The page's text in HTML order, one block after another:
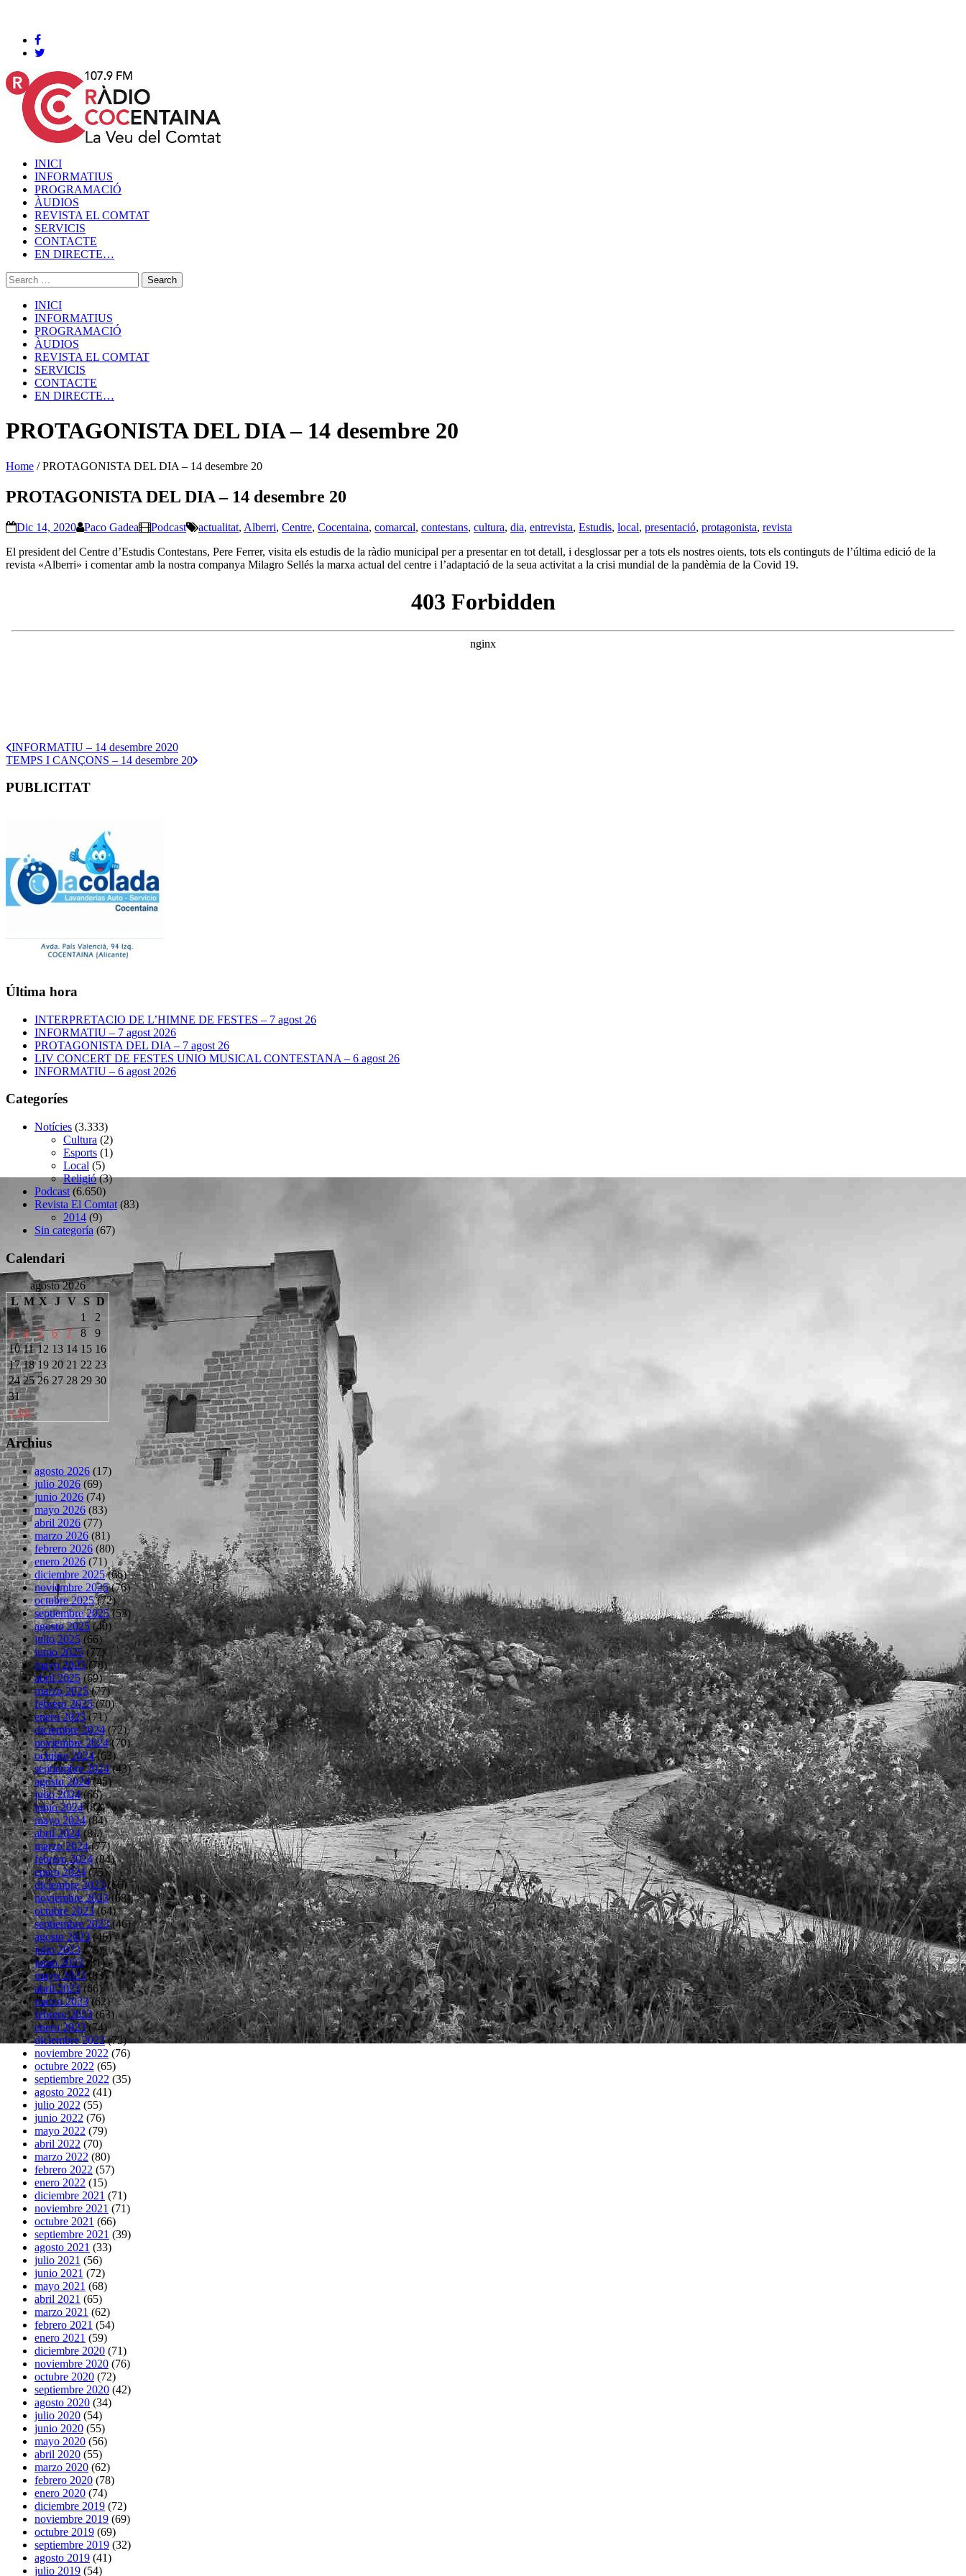
INICI
INFORMATIUS
PROGRAMACIÓ
ÀUDIOS
REVISTA EL COMTAT
SERVICIS
CONTACTE
EN DIRECTE…
INICI
INFORMATIUS
PROGRAMACIÓ
ÀUDIOS
REVISTA EL COMTAT
SERVICIS
CONTACTE
EN DIRECTE…
PROTAGONISTA DEL DIA – 14 desembre 20
Home /PROTAGONISTA DEL DIA – 14 desembre 20
PROTAGONISTA DEL DIA – 14 desembre 20
Dic 14, 2020 Paco Gadea Podcast actualitat, Alberri, Centre, Cocentaina, comarcal, contestans, cultura, dia, entrevista, Estudis, local, presentació, protagonista, revista
El president del Centre d’Estudis Contestans, Pere Ferrer, visita els estudis de la ràdio municipal per a presentar en tot detall, i desglossar per a tots els nostres oients, tots els continguts de l’última edició de la
revista «Alberri» i comentar amb la nostra companya Milagro Sellés la marxa actual del centre i l’adaptació de la seua activitat a la crisi mundial de la pandèmia de la Covid 19.
INFORMATIU – 14 desembre 2020
TEMPS I CANÇONS – 14 desembre 20
PUBLICITAT
Última hora
INTERPRETACIO DE L’HIMNE DE FESTES – 7 agost 26
INFORMATIU – 7 agost 2026
PROTAGONISTA DEL DIA – 7 agost 26
LIV CONCERT DE FESTES UNIO MUSICAL CONTESTANA – 6 agost 26
INFORMATIU – 6 agost 2026
Categoríes
Notícies (3.333)
Cultura (2)
Esports (1)
Local (5)
Religió(3)
Podcast (6.650)
Revista El Comtat (83)
2014 (9)
Sin categoría (67)
Calendari
agosto 2026
L M X J V S D
« Jul
1
2
3
4 5 6 7 8
9
10 11 12 13 14 15 16
17 18 19 20 21 22 23
24 25 26 27 28 29 30
31
Archius
agosto 2026 (17)
julio 2026 (69)
junio 2026 (74)
mayo 2026 (83)
abril 2026 (77)
marzo 2026 (81)
febrero 2026 (80)
enero 2026 (71)
diciembre 2025(66)
noviembre 2025(76)
octubre 2025(72)
septiembre 2025(53)
agosto 2025(40)
julio 2025 (66)
junio 2025(77)
mayo 2025(78)
abril 2025(69)
marzo 2025(77)
febrero 2025(70)
enero 2025(71)
diciembre 2024(72)
noviembre 2024(70)
octubre 2024(63)
septiembre 2024(43)
agosto 2024(45)
julio 2024(66)
junio 2024(82)
mayo 2024(84)
abril 2024(81)
marzo 2024(77)
febrero 2024(84)
enero 2024(75)
diciembre 2023(66)
noviembre 2023(68)
octubre 2023(64)
septiembre 2023(46)
agosto 2023(46)
julio 2023(75)
junio 2023(81)
mayo 2023(83)
abril 2023(66)
marzo 2023(62)
febrero 2023(63)
enero 2023(74)
diciembre 2022(73)
noviembre 2022 (76)
octubre 2022 (65)
septiembre 2022 (35)
agosto 2022 (41)
julio 2022 (55)
junio 2022 (76)
mayo 2022 (79)
abril 2022 (70)
marzo 2022 (80)
febrero 2022 (57)
enero 2022 (15)
diciembre 2021 (71)
noviembre 2021 (71)
octubre 2021 (66)
septiembre 2021 (39)
agosto 2021 (33)
julio 2021 (56)
junio 2021 (72)
mayo 2021 (68)
abril 2021 (65)
marzo 2021 (62)
febrero 2021 (54)
enero 2021 (59)
diciembre 2020 (71)
noviembre 2020 (76)
octubre 2020 (72)
septiembre 2020 (42)
agosto 2020 (34)
julio 2020 (54)
junio 2020 (55)
mayo 2020 (56)
abril 2020 (55)
marzo 2020 (62)
febrero 2020 (78)
enero 2020 (74)
diciembre 2019 (72)
noviembre 2019 (69)
octubre 2019 (69)
septiembre 2019 (32)
agosto 2019 (41)
julio 2019 (54)